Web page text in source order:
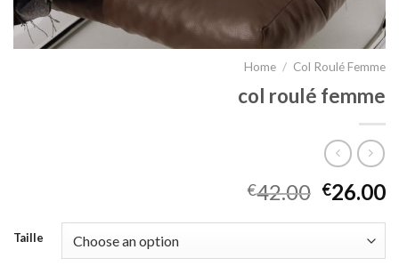
Home / Col Roulé Femme
col roulé femme
€42.00 €26.00
Taille